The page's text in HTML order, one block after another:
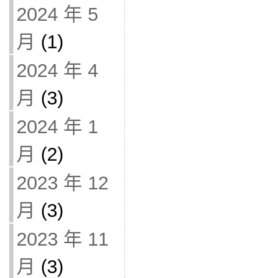
2024 年 5
月 (1)
2024 年 4
月 (3)
2024 年 1
月 (2)
2023 年 12
月 (3)
2023 年 11
月 (3)